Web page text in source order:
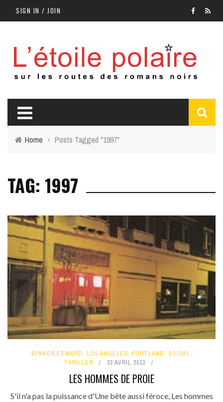
SIGN IN / JOIN
Home › Posts Tagged "1997"
TAG: 1997
BUNKER EDWARD, LOS ANGELES, PORTLAND, SOCIAL,
THRILLER
22 AVRIL 2013
LES HOMMES DE PROIE
S'il n'a pas la puissance d'Une bête aussi féroce, Les hommes